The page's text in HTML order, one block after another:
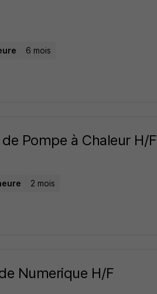
6 mois
Pompe à Chaleur H/F
2 mois
Numerique H/F